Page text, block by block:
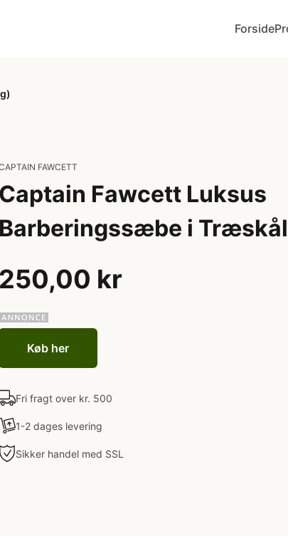
Forside
FAWCETT
Captain Fawcett Luksus
Barberingssæbe i
250,00 kr
Køb her
Fri fragt over kr. 500
1-2 dages levering
Sikker handel med SSL